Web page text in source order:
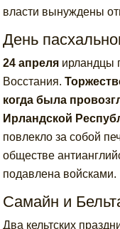
власти вынуждены
День
24 апреля ирландцы
Восстания.
когда была
Ирландской
повлекло за собой
обществе
подавлена войсками.
Самайн и
Два кельтских